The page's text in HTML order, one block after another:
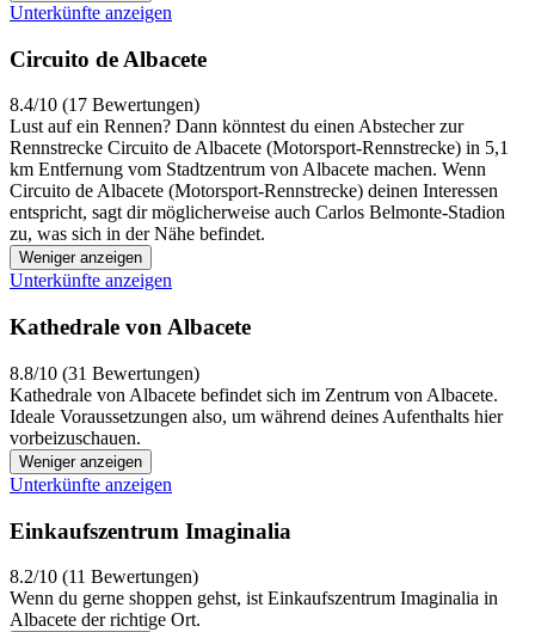
Unterkünfte anzeigen
Circuito de Albacete
8.4/10 (17 Bewertungen)
Lust auf ein Rennen? Dann könntest du einen Abstecher zur
Rennstrecke Circuito de Albacete (Motorsport-Rennstrecke) in 5,1
km Entfernung vom Stadtzentrum von Albacete machen. Wenn
Circuito de Albacete (Motorsport-Rennstrecke) deinen Interessen
entspricht, sagt dir möglicherweise auch Carlos Belmonte-Stadion
zu, was sich in der Nähe befindet.
Weniger anzeigen
Unterkünfte anzeigen
Kathedrale von Albacete
8.8/10 (31 Bewertungen)
Kathedrale von Albacete befindet sich im Zentrum von Albacete.
Ideale Voraussetzungen also, um während deines Aufenthalts hier
vorbeizuschauen.
Weniger anzeigen
Unterkünfte anzeigen
Einkaufszentrum Imaginalia
8.2/10 (11 Bewertungen)
Wenn du gerne shoppen gehst, ist Einkaufszentrum Imaginalia in
Albacete der richtige Ort.